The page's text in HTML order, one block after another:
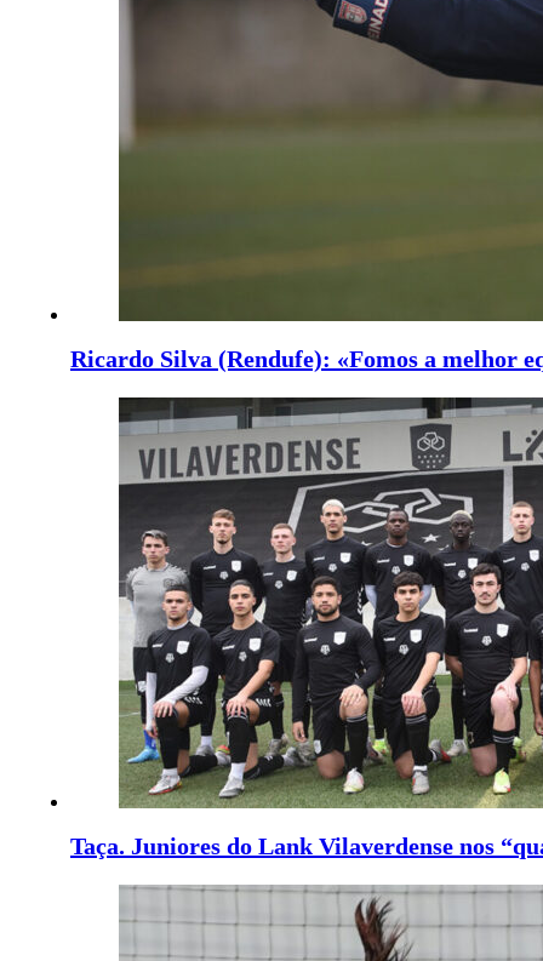
Ricardo Silva (Rendufe): «Fomos a melhor
Taça. Juniores do Lank Vilaverdense nos